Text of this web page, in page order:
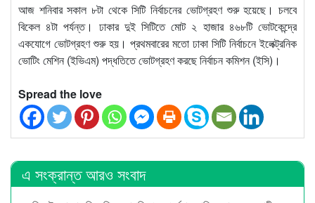
আজ শনিবার সকাল ৮টা থেকে সিটি নির্বাচনের ভোটগ্রহণ শুরু হয়েছে। চলবে
বিকেল ৪টা পর্যন্ত। ঢাকার দুই সিটিতে মোট ২ হাজার ৪৬৮টি ভোটকেন্দ্রে
একযোগে ভোটগ্রহণ শুরু হয়। প্রথমবারের মতো ঢাকা সিটি নির্বাচনে ইলেক্ট্রনিক
ভোটিং মেশিন (ইভিএম) পদ্ধতিতে ভোটগ্রহণ করছে নির্বাচন কমিশন (ইসি)।
Spread the love
এ সংক্রান্ত আরও সংবাদ